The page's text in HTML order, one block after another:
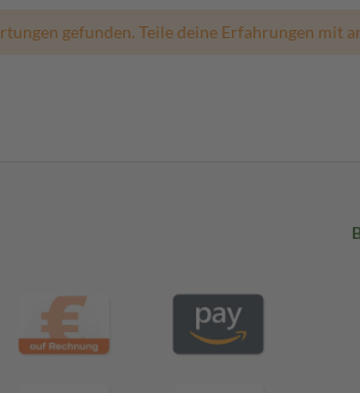
gefunden. Teile deine Erfahrungen mit